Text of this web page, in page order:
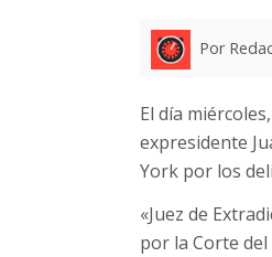
Por
El día
expresidente
York por los
«Juez de
por la Corte